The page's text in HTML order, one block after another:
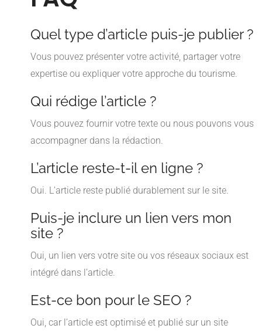
Quel type d’article puis-je publier ?
Vous pouvez présenter votre activité, partager votre
expertise ou expliquer votre approche du tourisme.
Qui rédige l’article ?
Vous pouvez fournir votre texte ou nous pouvons vous
accompagner dans la rédaction.
L’article reste-t-il en ligne ?
Oui. L’article reste publié durablement sur le site.
Puis-je inclure un lien vers mon
site ?
Oui, un lien vers votre site ou vos réseaux sociaux est
intégré dans l’article.
Est-ce bon pour le SEO ?
Oui, car l’article est optimisé et publié sur un site